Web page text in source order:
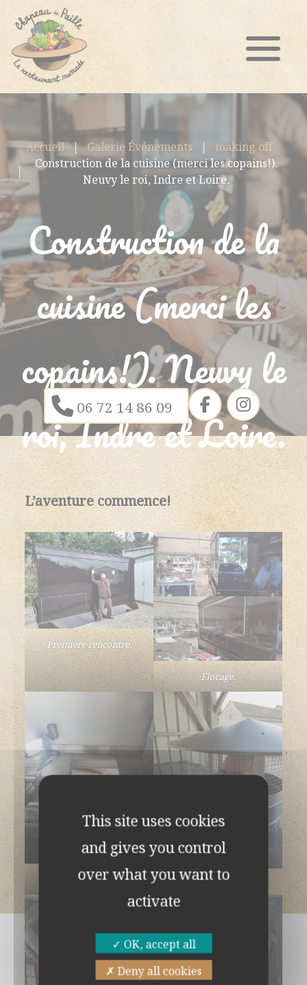
06 72 14 86 09
Construction de la
cuisine (merci les
copains!). Neuvy le
roi, Indre et Loire.
Accueil Galerie Événements
making off
Construction de la cuisine (merci les copains!).
Neuvy le roi, Indre et Loire.
L’aventure commence!
Première rencontre.
Flocage.
Quelques modifications. Mille merci Cachou!
This site uses cookies
and gives you control
over what you want to
activate
OK, accept all
Deny all cookies